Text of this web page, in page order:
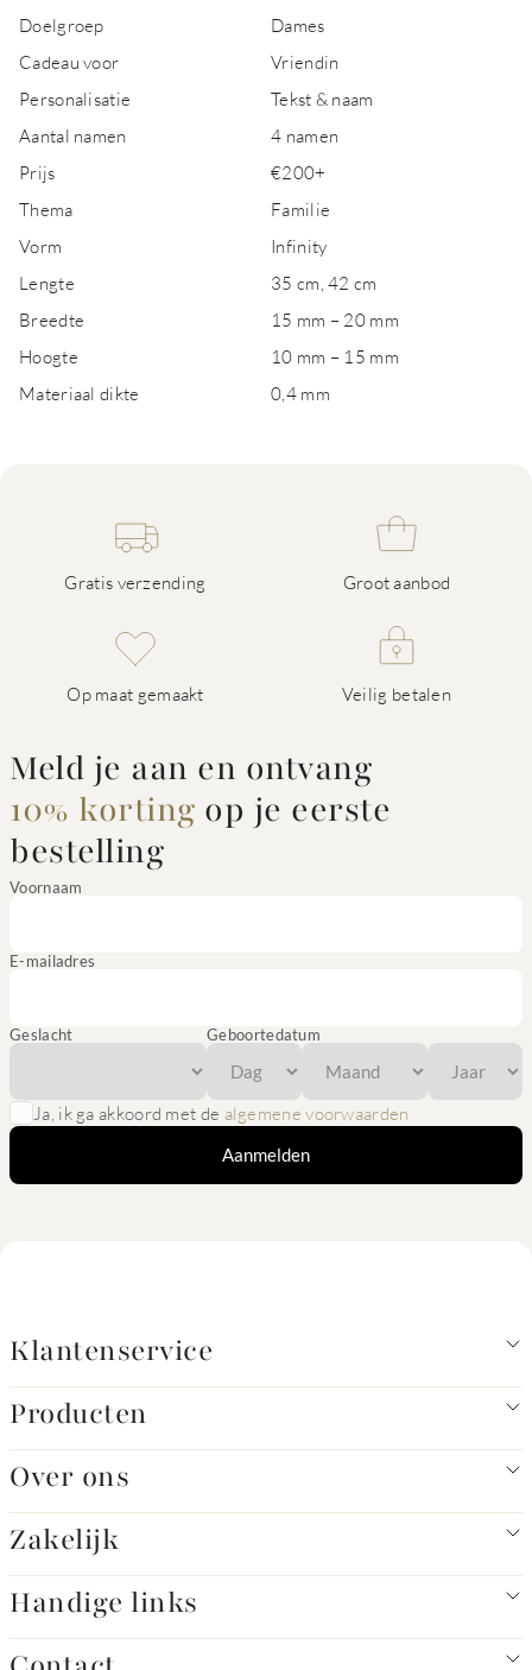
Doelgroep
Dames
Cadeau voor
Vriendin
Personalisatie
Tekst & naam
Aantal namen
4 namen
Prijs
€200+
Thema
Familie
Vorm
Infinity
Lengte
35 cm, 42 cm
Breedte
15 mm – 20 mm
Hoogte
10 mm – 15 mm
Materiaal dikte
0,4 mm
Gratis verzending Groot aanbod
Op maat gemaakt Veilig betalen
Meld je aan en ontvang
10% korting op je eerste
bestelling
Voornaam
E-mailadres
Geslacht Geboortedatum
Ja, ik ga akkoord met de algemene voorwaarden
Aanmelden
Klantenservice
Producten
Over ons
Zakelijk
Handige links